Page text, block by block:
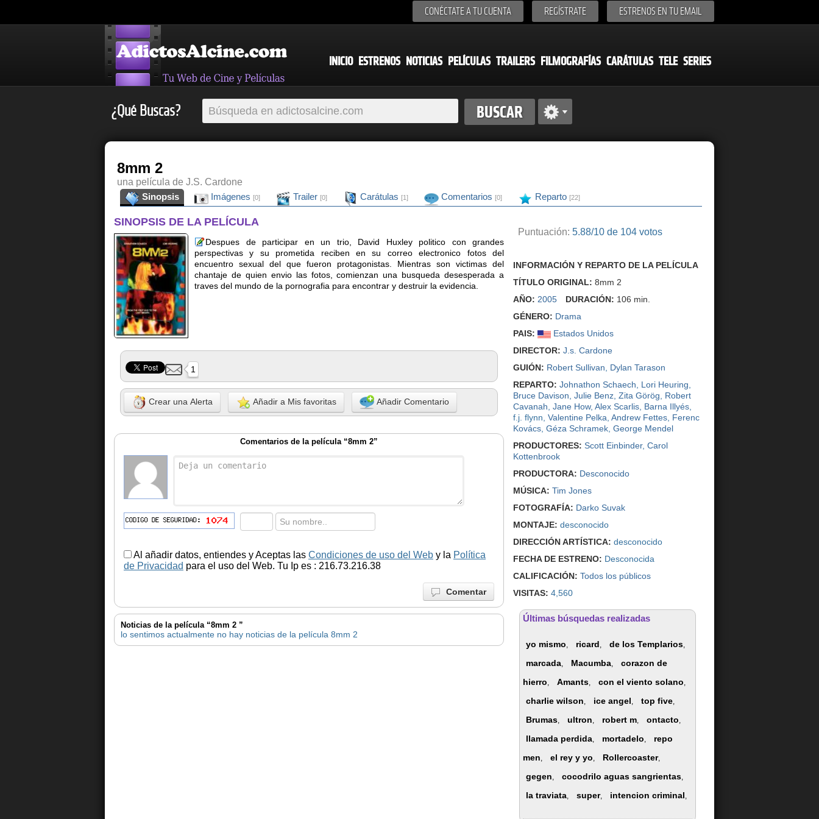
CONÉCTATE A TU CUENTA REGÍSTRATE ESTRENOS EN TU EMAIL
INICIO ESTRENOS NOTICIAS PELÍCULAS TRAILERS FILMOGRAFÍAS CARÁTULAS TELE SERIES
¿Qué Buscas?
8mm 2
una película de J.S. Cardone
Sinopsis
Imágenes [0] Trailer [0] Carátulas [1] Comentarios [0] Reparto [22]
SINOPSIS DE LA PELÍCULA
Despues de participar en un trio, David Huxley politico con grandes
perspectivas y su prometida reciben en su correo electronico fotos del
encuentro sexual del que fueron protagonistas. Mientras son victimas del
chantaje de quien envio las fotos, comienzan una busqueda desesperada a
traves del mundo de la pornografia para encontrar y destruir la evidencia.
1
Crear una Alerta Añadir a Mis favoritas Añadir Comentario
Comentarios de la película “8mm 2”
Al añadir datos, entiendes y Aceptas las Condiciones de uso del Web y la Política
de Privacidad para el uso del Web. Tu Ip es : 216.73.216.38
Comentar
Noticias de la película “8mm 2 ”
lo sentimos actualmente no hay noticias de la película 8mm 2
Puntuación: 5.88/10 de 104 votos
INFORMACIÓN Y REPARTO DE LA PELÍCULA
TÍTULO ORIGINAL: 8mm 2
AÑO: 2005 DURACIÓN: 106 min.
GÉNERO: Drama
PAIS:
Estados Unidos
DIRECTOR: J.s. Cardone
GUIÓN: Robert Sullivan
Dylan Tarason
REPARTO: Johnathon Schaech Lori Heuring
Bruce Davison Julie Benz Zita Görög
Robert
Cavanah Jane How, Alex Scarlis Barna Illyés
f.j. flynn, Valentine Pelka Andrew Fettes Ferenc
Kovács Géza Schramek George Mendel
PRODUCTORES: Scott Einbinder, Carol
Kottenbrook
PRODUCTORA: Desconocido
MÚSICA: Tim Jones
FOTOGRAFÍA: Darko Suvak
MONTAJE: desconocido
DIRECCIÓN ARTÍSTICA: desconocido
FECHA DE ESTRENO: Desconocida
CALIFICACIÓN: Todos los públicos
VISITAS: 4,560
Últimas búsquedas realizadas
yo mismo, ricard, de los Templarios,
marcada, Macumba,
corazon de
hierro, Amants, con el viento solano,
charlie wilson, ice angel, top five,
Brumas, ultron, robert m, ontacto,
llamada perdida, mortadelo,
repo
men, el rey y yo, Rollercoaster,
gegen, cocodrilo aguas sangrientas,
la traviata, super, intencion criminal,